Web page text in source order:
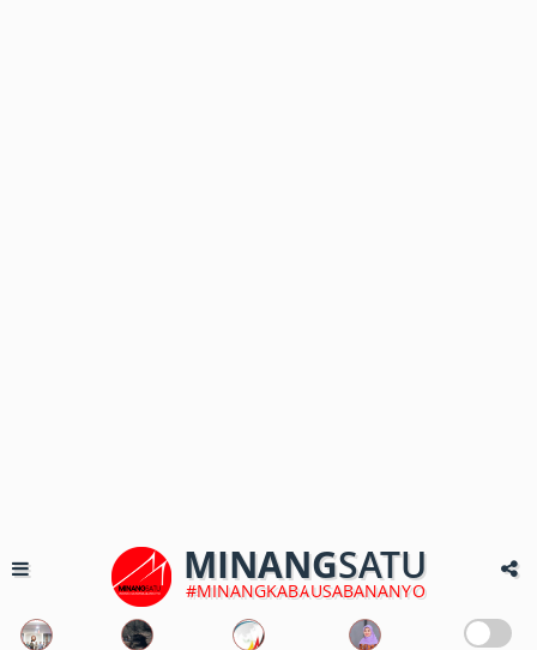
MINANGSATU
#MINANGKABAUSABANANYO